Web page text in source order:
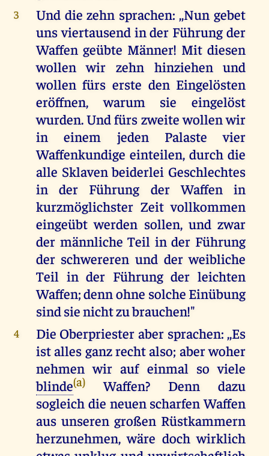
3
Und die zehn sprachen: ,,Nun gebet
uns viertausend in der Führung der
Waffen geübte Männer! Mit diesen
wollen wir zehn hinziehen und
wollen fürs erste den Eingelösten
eröffnen, warum sie eingelöst
wurden. Und fürs zweite wollen wir
in einem jeden Palaste vier
Waffenkundige einteilen, durch die
alle Sklaven beiderlei Geschlechtes
in der Führung der Waffen in
kurzmöglichster Zeit vollkommen
eingeübt werden sollen, und zwar
der männliche Teil in der Führung
der schwereren und der weibliche
Teil in der Führung der leichten
Waffen; denn ohne solche Einübung
sind sie nicht zu brauchen!"
4
Die Oberpriester aber sprachen: ,,Es
ist alles ganz recht also; aber woher
nehmen wir auf einmal so viele
blinde(a)Waffen? Denn dazu
sogleich die neuen scharfen Waffen
aus unseren großen Rüstkammern
herzunehmen, wäre doch wirklich